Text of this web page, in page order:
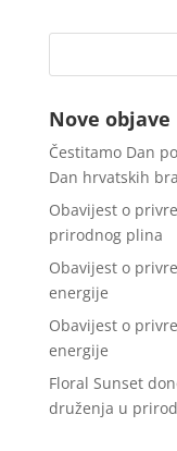
Nove objave
Čestitamo Dan
Dan hrvatskih
Obavijest o
prirodnog plina
Obavijest o
energije
Obavijest o
energije
Floral Sunset
druženja u